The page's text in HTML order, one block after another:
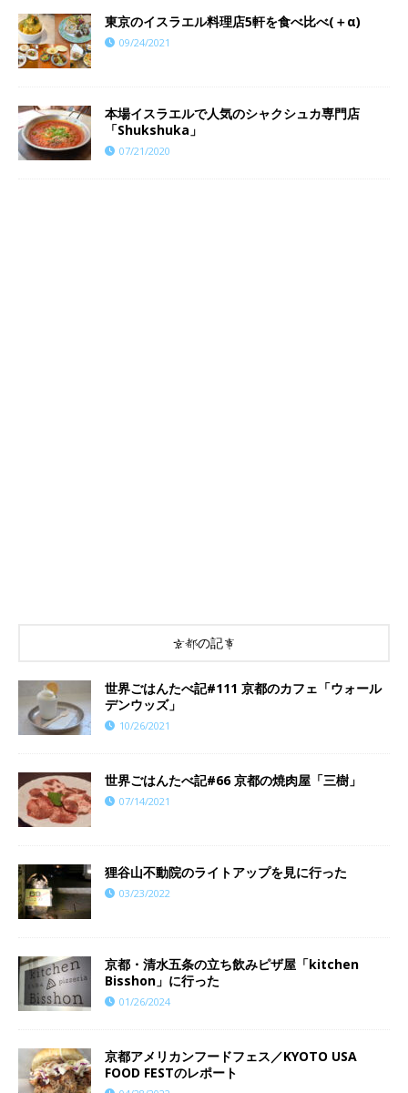
東京のイスラエル料理店5軒を食べ比べ(＋α)
09/24/2021
本場イスラエルで人気のシャクシュカ専門店
「Shukshuka」
07/21/2020
京都の記事
世界ごはんたべ記#111 京都のカフェ「ウォール
デンウッズ」
10/26/2021
世界ごはんたべ記#66 京都の焼肉屋「三樹」
07/14/2021
狸谷山不動院のライトアップを見に行った
03/23/2022
京都・清水五条の立ち飲みピザ屋「kitchen
Bisshon」に行った
01/26/2024
京都アメリカンフードフェス／KYOTO USA
FOOD FESTのレポート